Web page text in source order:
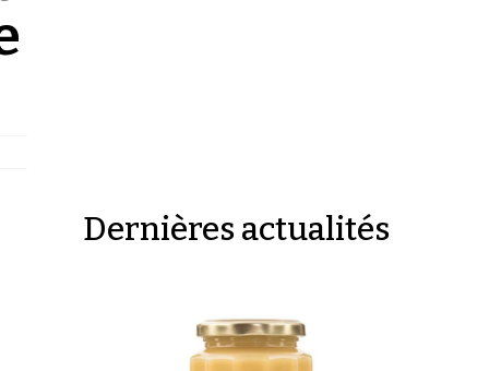
Dernières actualités